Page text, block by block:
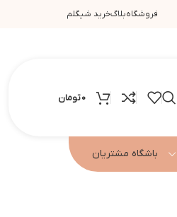
فروشگاهبلاگخرید شیگلم
0تومان
باشگاه مشتریان